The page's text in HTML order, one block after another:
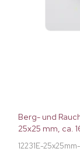
Berg- und
25x25 mm, ca.
12231E-